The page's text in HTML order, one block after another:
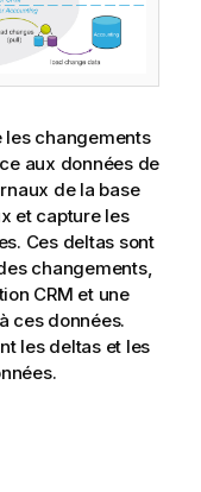
les changements
aux données de
de la base
et capture les
Ces deltas sont
changements,
CRM et une
ces données.
les deltas et les